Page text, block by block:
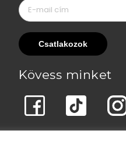
Kövess minket